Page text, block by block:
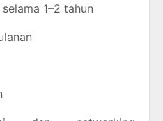
1–2 tahun